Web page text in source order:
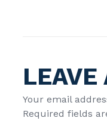
LEAVE
Your email
Required fields